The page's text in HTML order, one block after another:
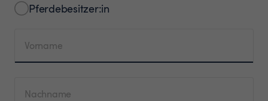
Pferdebesitzer:in
Vorname
Nachname